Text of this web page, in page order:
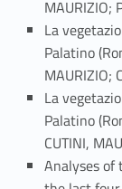
MAURIZIO;
La
Palatino
MAURIZIO;
La
Palatino
CUTINI,
Analyses of